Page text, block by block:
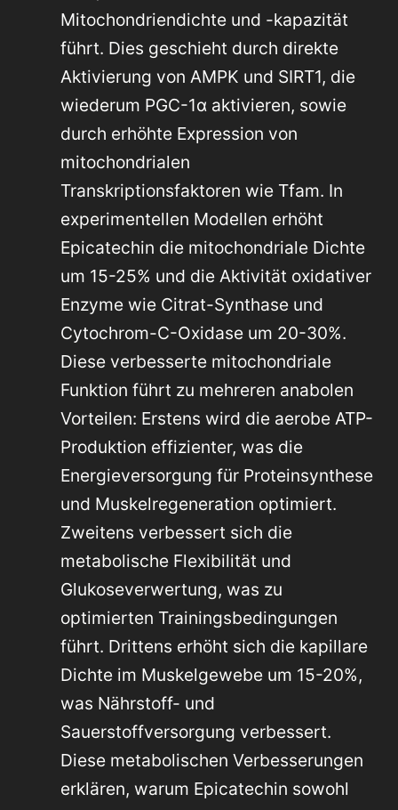
Mitochondriendichte und -kapazität
führt. Dies geschieht durch direkte
Aktivierung von AMPK und SIRT1, die
wiederum PGC-1α aktivieren, sowie
durch erhöhte Expression von
mitochondrialen
Transkriptionsfaktoren wie Tfam. In
experimentellen Modellen erhöht
Epicatechin die mitochondriale Dichte
um 15-25% und die Aktivität oxidativer
Enzyme wie Citrat-Synthase und
Cytochrom-C-Oxidase um 20-30%.
Diese verbesserte mitochondriale
Funktion führt zu mehreren anabolen
Vorteilen: Erstens wird die aerobe ATP-
Produktion effizienter, was die
Energieversorgung für Proteinsynthese
und Muskelregeneration optimiert.
Zweitens verbessert sich die
metabolische Flexibilität und
Glukoseverwertung, was zu
optimierten Trainingsbedingungen
führt. Drittens erhöht sich die kapillare
Dichte im Muskelgewebe um 15-20%,
was Nährstoff- und
Sauerstoffversorgung verbessert.
Diese metabolischen Verbesserungen
erklären, warum Epicatechin sowohl